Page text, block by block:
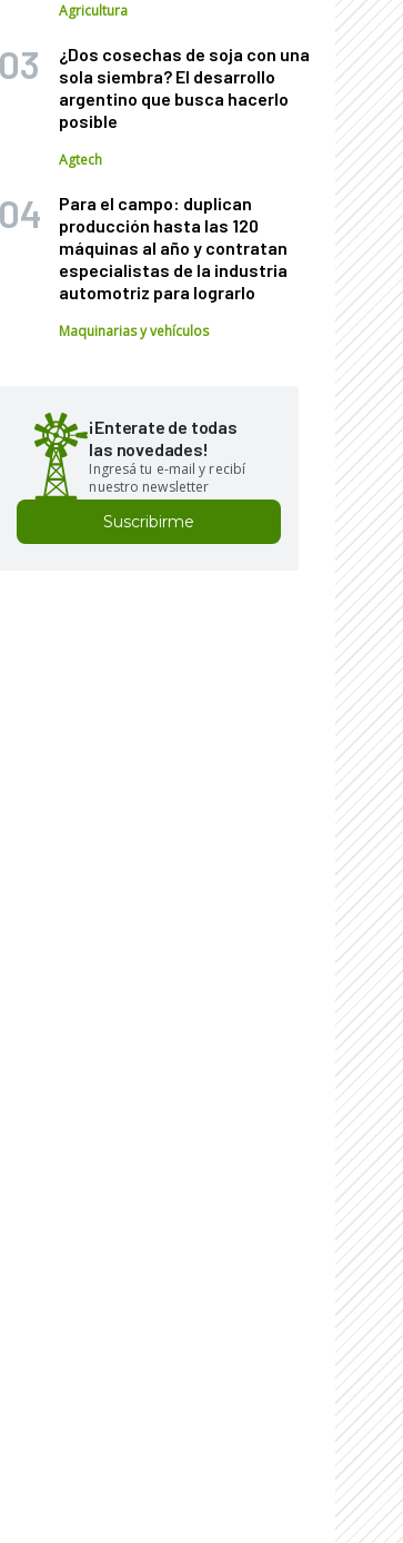
Agricultura
¿Dos cosechas de soja con una
sola siembra? El desarrollo
argentino que busca hacerlo
posible
Agtech
Para el campo: duplican
producción hasta las 120
máquinas al año y contratan
especialistas de la industria
automotriz para lograrlo
Maquinarias y vehículos
¡Enterate de todas
las novedades!
Ingresá tu e-mail y recibí
nuestro newsletter
Suscribirme